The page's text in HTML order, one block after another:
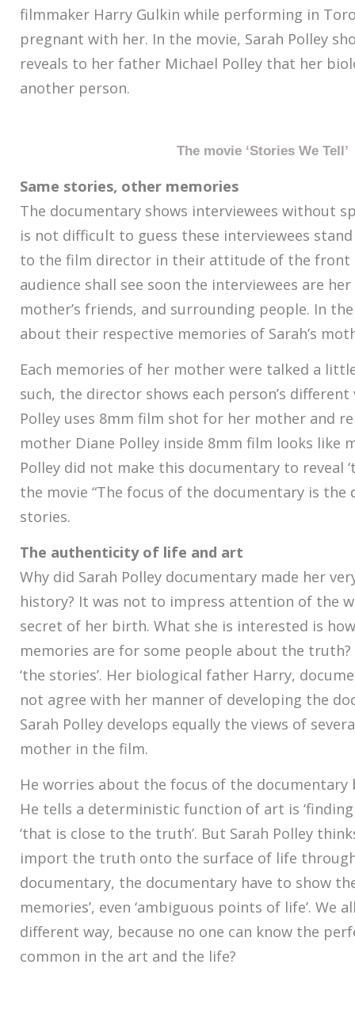
filmmaker Harry Gulkin while performing in
pregnant with her. In the movie, Sarah Polley
reveals to her father Michael Polley that her
another person.
The movie ‘Stories We Tell’
Same stories, other memories
The documentary shows interviewees without
is not difficult to guess these interviewees
to the film director in their attitude of the front
audience shall see soon the interviewees are
mother’s friends, and surrounding people. In
about their respective memories of Sarah’s
Each memories of her mother were talked a
such, the director shows each person’s different
Polley uses 8mm film shot for her mother and
mother Diane Polley inside 8mm film looks like
Polley did not make ​​this documentary to reveal
the movie “The focus of the documentary is the
stories.
The authenticity of life and art
Why did Sarah Polley documentary made her
history? It was not to impress attention of the
secret of her birth. What she is interested is
memories are for some people about the
‘the stories’. Her biological father Harry,
not agree with her manner of developing the
Sarah Polley develops equally the views of
mother in the film.
He worries about the focus of the documentary
He tells a deterministic function of art is
‘that is close to the truth’. But Sarah Polley
import the truth onto the surface of life
documentary, the documentary have to show
memories’, even ‘ambiguous points of life’. We
different way, because no one can know the
common in the art and the life?